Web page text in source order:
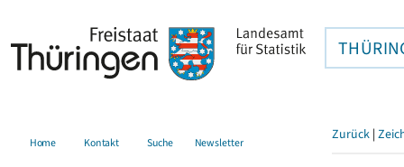
Home Kontakt Suche Newsletter Zurück |